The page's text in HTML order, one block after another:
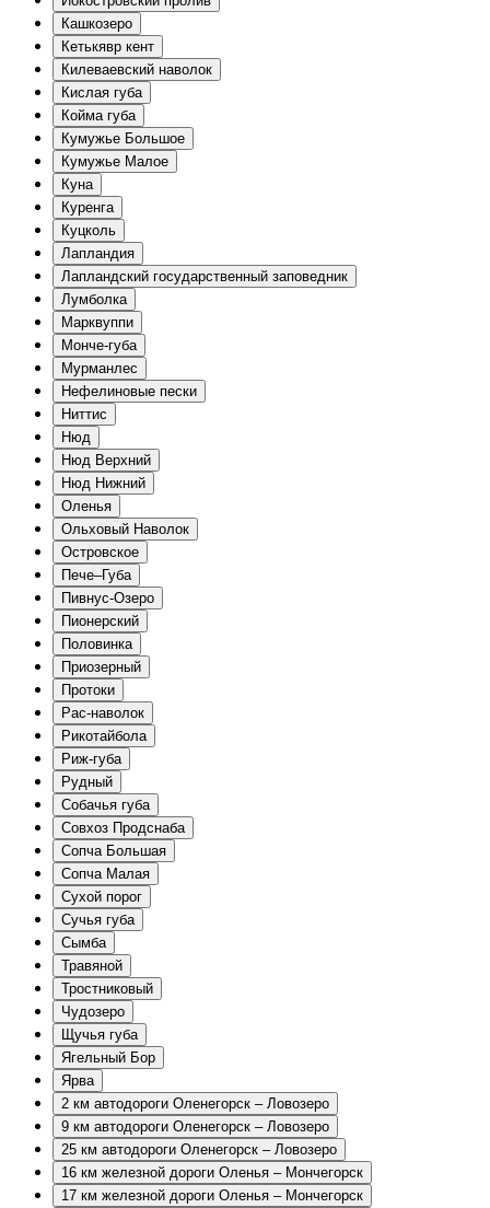
Кашкозеро
Кетькявр кент
Килеваевский наволок
Кислая губа
Койма губа
Кумужье Большое
Кумужье Малое
Куна
Куренга
Куцколь
Лапландия
Лапландский государственный заповедник
Лумболка
Марквуппи
Монче-губа
Мурманлес
Нефелиновые пески
Ниттис
Нюд
Нюд Верхний
Нюд Нижний
Оленья
Ольховый Наволок
Островское
Пече–Губа
Пивнус-Озеро
Пионерский
Половинка
Приозерный
Протоки
Рас-наволок
Рикотайбола
Риж-губа
Рудный
Собачья губа
Совхоз Продснаба
Сопча Большая
Сопча Малая
Сухой порог
Сучья губа
Сымба
Травяной
Тростниковый
Чудозеро
Щучья губа
Ягельный Бор
Ярва
2 км автодороги Оленегорск – Ловозеро
9 км автодороги Оленегорск – Ловозеро
25 км автодороги Оленегорск – Ловозеро
16 км железной дороги Оленья – Мончегорск
17 км железной дороги Оленья – Мончегорск